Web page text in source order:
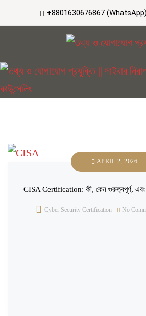
+8801630676867 (WhatsApp)
APRIL 2, 2026
CISA Certification: কী, কেন গুরুত্বপূর্ণ, এবং
Cyber Security Certification No